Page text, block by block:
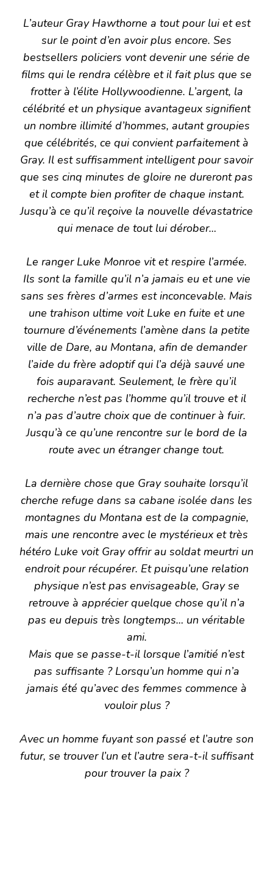
L’auteur Gray Hawthorne a tout pour lui et est
sur le point d’en avoir plus encore. Ses
bestsellers policiers vont devenir une série de
films qui le rendra célèbre et il fait plus que se
frotter à l’élite Hollywoodienne. L’argent, la
célébrité et un physique avantageux signifient
un nombre illimité d’hommes, autant groupies
que célébrités, ce qui convient parfaitement à
Gray. Il est suffisamment intelligent pour savoir
que ses cinq minutes de gloire ne dureront pas
et il compte bien profiter de chaque instant.
Jusqu’à ce qu’il reçoive la nouvelle dévastatrice
qui menace de tout lui dérober…
Le ranger Luke Monroe vit et respire l’armée.
Ils sont la famille qu’il n’a jamais eu et une vie
sans ses frères d’armes est inconcevable. Mais
une trahison ultime voit Luke en fuite et une
tournure d’événements l’amène dans la petite
ville de Dare, au Montana, afin de demander
l’aide du frère adoptif qui l’a déjà sauvé une
fois auparavant. Seulement, le frère qu’il
recherche n’est pas l’homme qu’il trouve et il
n’a pas d’autre choix que de continuer à fuir.
Jusqu’à ce qu’une rencontre sur le bord de la
route avec un étranger change tout.
La dernière chose que Gray souhaite lorsqu’il
cherche refuge dans sa cabane isolée dans les
montagnes du Montana est de la compagnie,
mais une rencontre avec le mystérieux et très
hétéro Luke voit Gray offrir au soldat meurtri un
endroit pour récupérer. Et puisqu’une relation
physique n’est pas envisageable, Gray se
retrouve à apprécier quelque chose qu’il n’a
pas eu depuis très longtemps… un véritable
ami.
Mais que se passe-t-il lorsque l’amitié n’est
pas suffisante ? Lorsqu’un homme qui n’a
jamais été qu’avec des femmes commence à
vouloir plus ?
Avec un homme fuyant son passé et l’autre son
futur, se trouver l’un et l’autre sera-t-il suffisant
pour trouver la paix ?